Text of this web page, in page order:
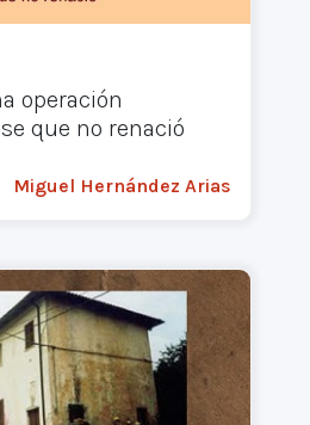
operación
que no renació
Miguel Hernández Arias